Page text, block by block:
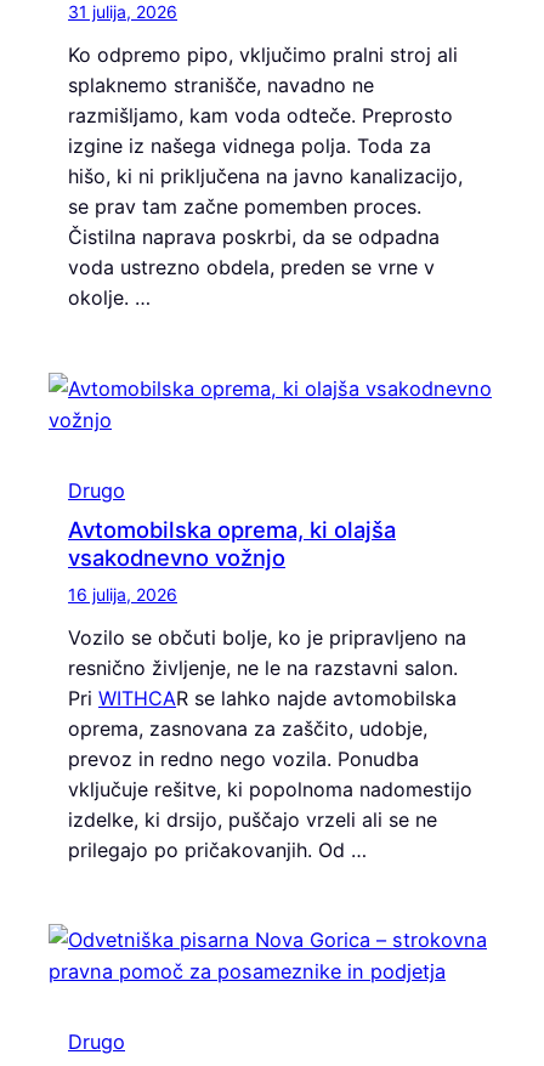
31 julija, 2026
Ko odpremo pipo, vključimo pralni stroj ali
splaknemo stranišče, navadno ne
razmišljamo, kam voda odteče. Preprosto
izgine iz našega vidnega polja. Toda za
hišo, ki ni priključena na javno kanalizacijo,
se prav tam začne pomemben proces.
Čistilna naprava poskrbi, da se odpadna
voda ustrezno obdela, preden se vrne v
okolje. …
Drugo
Avtomobilska oprema, ki olajša
vsakodnevno vožnjo
16 julija, 2026
Vozilo se občuti bolje, ko je pripravljeno na
resnično življenje, ne le na razstavni salon.
Pri WITHCAR se lahko najde avtomobilska
oprema, zasnovana za zaščito, udobje,
prevoz in redno nego vozila. Ponudba
vključuje rešitve, ki popolnoma nadomestijo
izdelke, ki drsijo, puščajo vrzeli ali se ne
prilegajo po pričakovanjih. Od …
Drugo